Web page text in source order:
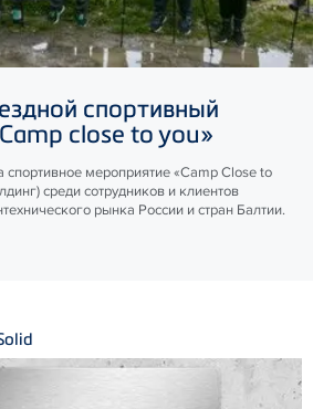
спортивный
close to you»
мероприятие «Camp Close to
среди сотрудников и клиентов
рынка России и стран Балтии.